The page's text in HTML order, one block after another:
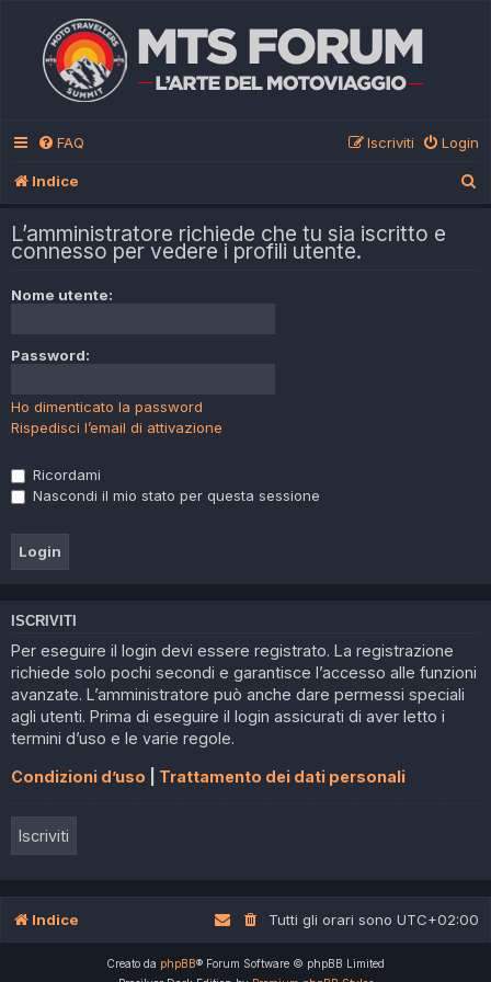
FAQ Login
Iscriviti
Indice
L’amministratore richiede che tu sia iscritto e
connesso per vedere i profili utente.
Nome utente:
Password:
Ho dimenticato la password
Rispedisci l’email di attivazione
Ricordami
Nascondi il mio stato per questa sessione
ISCRIVITI
Per eseguire il login devi essere registrato. La registrazione
richiede solo pochi secondi e garantisce l’accesso alle funzioni
avanzate. L’amministratore può anche dare permessi speciali
agli utenti. Prima di eseguire il login assicurati di aver letto i
termini d’uso e le varie regole.
Condizioni d’uso Trattamento dei dati personali
Iscriviti
Indice Tutti gli orari sono UTC+02:00
Creato da phpBB® Forum Software © phpBB Limited